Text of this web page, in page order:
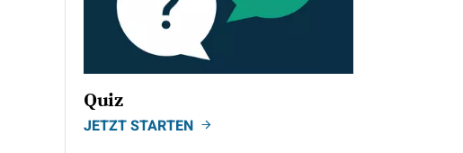
Quiz
JETZT STARTEN